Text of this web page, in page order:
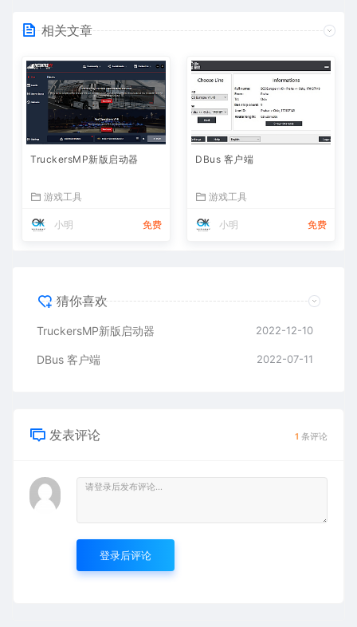
相关文章
TruckersMP新版启动器
游戏工具
小明 免费
DBus 客户端
游戏工具
小明 免费
猜你喜欢
TruckersMP新版启动器 2022-12-10
DBus 客户端 2022-07-11
发表评论 1 条评论
登录后评论